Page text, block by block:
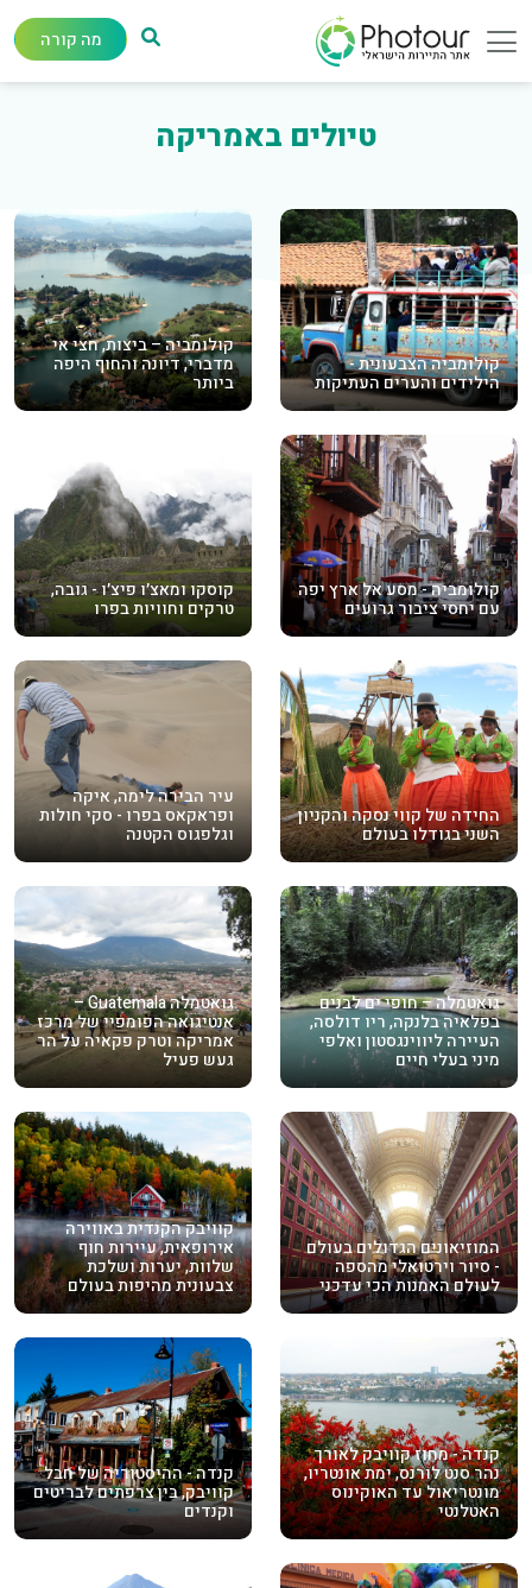
מה קורה
טיולים באמריקה
קולומביה הצבעונית -
הילידים והערים העתיקות
קולומביה – ביצות, חצי אי
מדברי, דיונה והחוף היפה
ביותר
קולומביה - מסע אל ארץ יפה
עם יחסי ציבור גרועים
קוסקו ומאצ׳ו פיצ׳ו - גובה,
טרקים וחוויות בפרו
החידה של קווי נסקה והקניון
השני בגודלו בעולם
עיר הבירה לימה, איקה
ופראקאס בפרו - סקי חולות
וגלפגוס הקטנה
גואטמלה – חופי ים לבנים
בפלאיה בלנקה, ריו דולסה,
העיירה ליווינגסטון ואלפי
מיני בעלי חיים
גואטמלה Guatemala –
אנטיגואה הפומפיי של מרכז
אמריקה וטרק פקאיה על הר
געש פעיל
המוזיאונים הגדולים בעולם
- סיור וירטואלי מהספה
לעולם האמנות הכי עדכני
קוויבק הקנדית באווירה
אירופאית, עיירות חוף
שלוות, יערות ושלכת
צבעונית מהיפות בעולם
קנדה - מחוז קוויבק לאורך
נהר סנט לורנס, ימת אונטריו,
מונטריאול עד האוקינוס
האטלנטי
קנדה - ההיסטוריה של חבל
קוויבק, בין צרפתים לבריטים
וקנדים